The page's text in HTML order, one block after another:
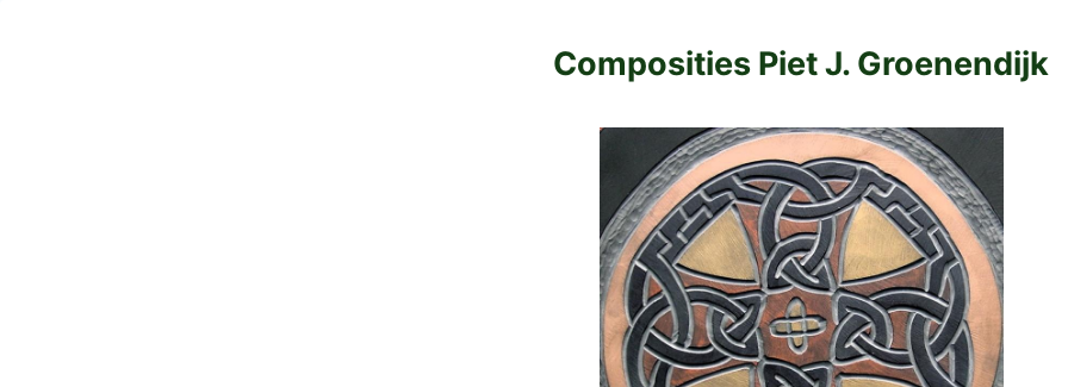
Composities Piet J. Groenendijk